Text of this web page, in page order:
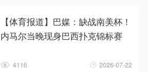
【体育报道】巴媒：缺战南美杯！
内马尔当晚现身巴西扑克锦标赛
4116 2026-07-22